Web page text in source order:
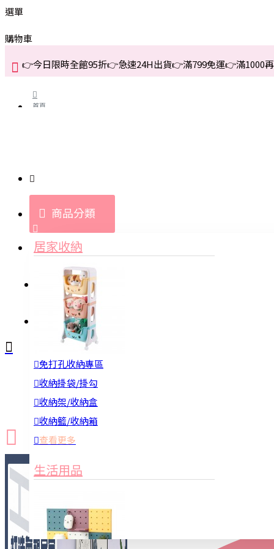
選單
購物車
👉今日限時全館95折👉急速24H出貨👉滿799免運👉滿1000
首頁
商品分類
居家收納
免打孔收納專區
收納掛袋/掛勾
收納架/收納盒
收納籃/收納箱
查看更多
生活用品
登入
新品上市